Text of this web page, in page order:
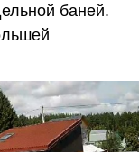
баней.